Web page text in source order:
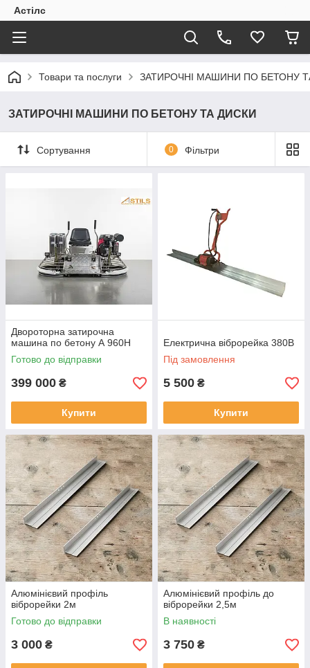
Астілс
Товари та послуги ЗАТИРОЧНІ МАШИНИ ПО БЕТОНУ
ЗАТИРОЧНІ МАШИНИ ПО БЕТОНУ ТА ДИСКИ
Сортування 0 Фільтри
Двороторна затирочна
машина по бетону А 960Н
Готово до відправки
399 000 ₴
Купити
Електрична віброрейка 380B
Під замовлення
5 500 ₴
Купити
Алюмінієвий профіль
віброрейки 2м
Готово до відправки
3 000 ₴
Алюмінієвий профіль до
віброрейки 2,5м
В наявності
3 750 ₴